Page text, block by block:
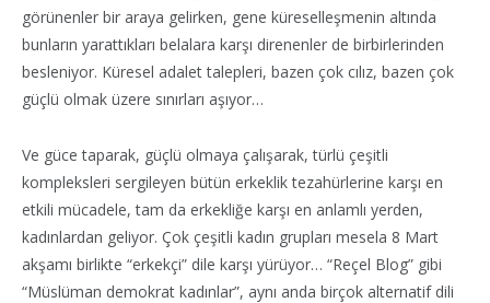
görünenler bir araya gelirken, gene küreselleşmenin altında
bunların yarattıkları belalara karşı direnenler de birbirlerinden
besleniyor. Küresel adalet talepleri, bazen çok cılız, bazen çok
güçlü olmak üzere sınırları aşıyor…
Ve güce taparak, güçlü olmaya çalışarak, türlü çeşitli
kompleksleri sergileyen bütün erkeklik tezahürlerine karşı en
etkili mücadele, tam da erkekliğe karşı en anlamlı yerden,
kadınlardan geliyor. Çok çeşitli kadın grupları mesela 8 Mart
akşamı birlikte “erkekçi” dile karşı yürüyor… “Reçel Blog” gibi
“Müslüman demokrat kadınlar”, aynı anda birçok alternatif dili